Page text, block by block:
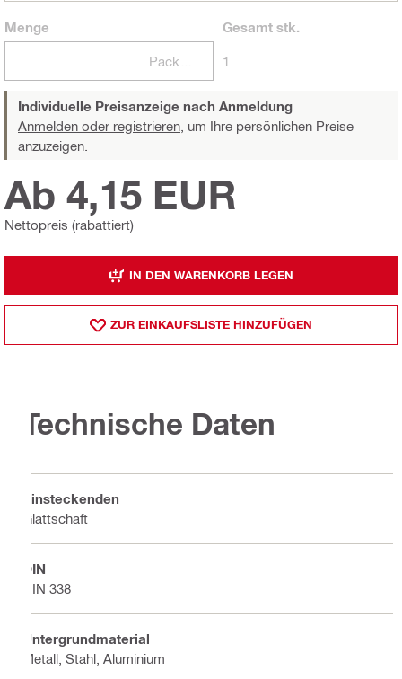
Menge Gesamtstk.
1
Individuelle Preisanzeige nach Anmeldung
Anmelden oder registrieren, um Ihre persönlichen Preise
anzuzeigen.
Nettopreis (rabattiert)
Ab 4,15 EUR
IN DEN WARENKORB LEGEN
ZUR EINKAUFSLISTE HINZUFÜGEN
Technische Daten
Einsteckenden
Glattschaft
DIN
DIN 338
Untergrundmaterial
Metall, Stahl, Aluminium